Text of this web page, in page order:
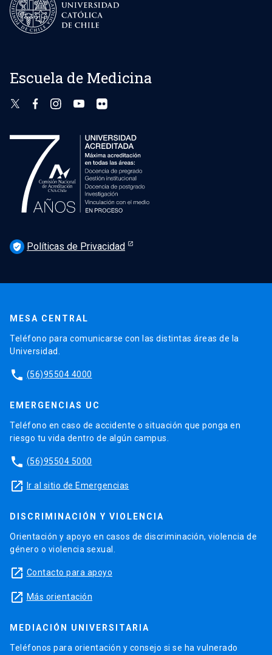
Escuela de Medicina
verified_user Políticas de Privacidad
MESA CENTRAL
Teléfono para comunicarse con las distintas áreas de la
Universidad.
phone (56)95504 4000
EMERGENCIAS UC
Teléfono en caso de accidente o situación que ponga en
riesgo tu vida dentro de algún campus.
phone (56)95504 5000
launch Ir al sitio de Emergencias
DISCRIMINACIÓN Y VIOLENCIA
Orientación y apoyo en casos de discriminación, violencia de
género o violencia sexual.
launch Contacto para apoyo
launch Más orientación
MEDIACIÓN UNIVERSITARIA
Teléfonos para orientación y consejo si se ha vulnerado